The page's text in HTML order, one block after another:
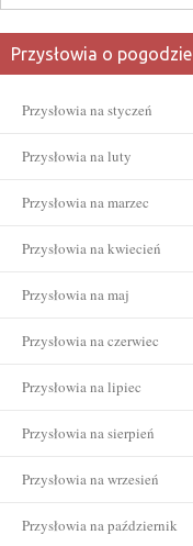
Przysłowia o pogodzie
Przysłowia na styczeń
Przysłowia na luty
Przysłowia na marzec
Przysłowia na kwiecień
Przysłowia na maj
Przysłowia na czerwiec
Przysłowia na lipiec
Przysłowia na sierpień
Przysłowia na wrzesień
Przysłowia na październik